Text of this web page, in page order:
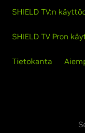
SHIELD TV:n
SHIELD TV Pron
Tietokanta